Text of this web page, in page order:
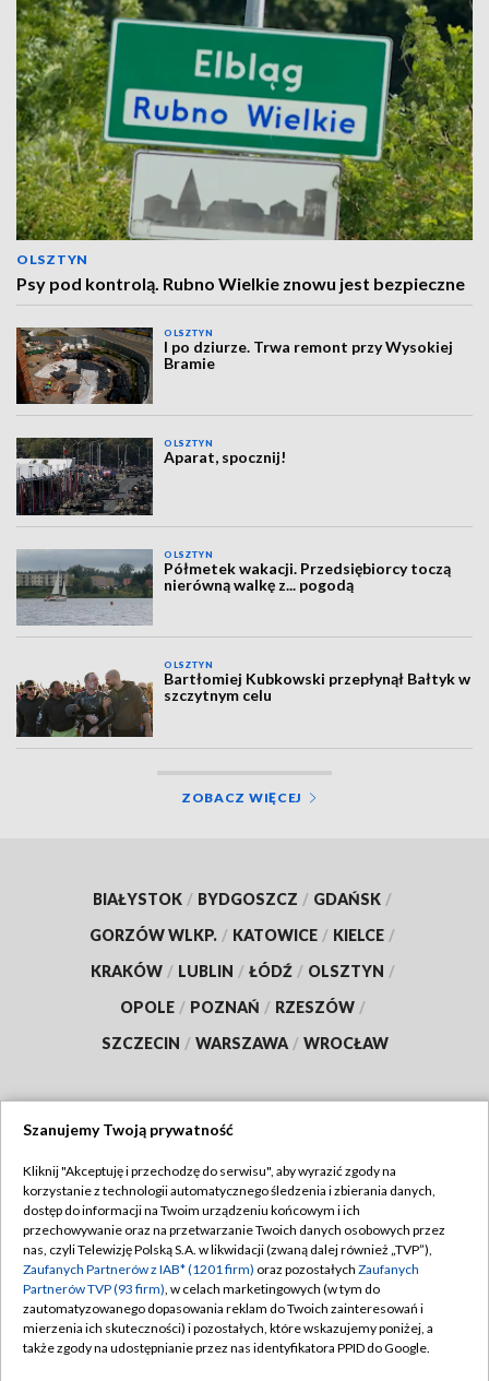
OLSZTYN
Psy pod kontrolą. Rubno Wielkie znowu jest bezpieczne
OLSZTYN
I po dziurze. Trwa remont przy Wysokiej
Bramie
OLSZTYN
Aparat, spocznij!
OLSZTYN
Półmetek wakacji. Przedsiębiorcy toczą
nierówną walkę z... pogodą
OLSZTYN
Bartłomiej Kubkowski przepłynął Bałtyk w
szczytnym celu
ZOBACZ WIĘCEJ
BIAŁYSTOK / BYDGOSZCZ / GDAŃSK /
GORZÓW WLKP. / KATOWICE / KIELCE /
KRAKÓW / LUBLIN / ŁÓDŹ / OLSZTYN /
OPOLE / POZNAŃ / RZESZÓW /
SZCZECIN / WARSZAWA / WROCŁAW
TVP
Abonament TVP
Emisja w TVP
Centrum informacji TVP
Naziemna Telewizja Cyfrowa
Regulamin TVP
Polityka prywatności
Moje zgody
Pomoc
Szanujemy Twoją prywatność
Kliknij "Akceptuję i przechodzę do serwisu", aby wyrazić zgody na
korzystanie z technologii automatycznego śledzenia i zbierania danych,
dostęp do informacji na Twoim urządzeniu końcowym i ich
przechowywanie oraz na przetwarzanie Twoich danych osobowych przez
nas, czyli Telewizję Polską S.A. w likwidacji (zwaną dalej również „TVP”),
Zaufanych Partnerów z IAB* (1201 firm) oraz pozostałych Zaufanych
Partnerów TVP (93 firm), w celach marketingowych (w tym do
zautomatyzowanego dopasowania reklam do Twoich zainteresowań i
mierzenia ich skuteczności) i pozostałych, które wskazujemy poniżej, a
także zgody na udostępnianie przez nas identyfikatora PPID do Google.